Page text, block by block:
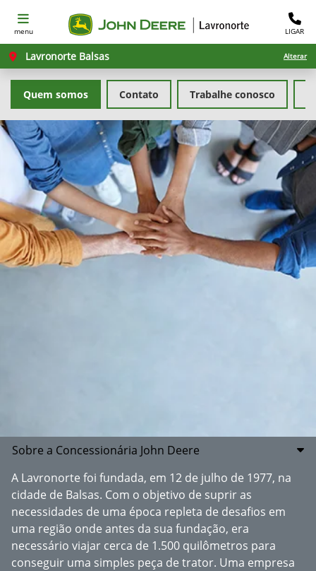
menu LIGAR
Lavronorte Balsas Alterar
Quem somos Contato Trabalhe conosco
Sobre a Concessionária John Deere
A Lavronorte foi fundada, em 12 de julho de 1977, na
cidade de Balsas. Com o objetivo de suprir as
necessidades de uma época repleta de desafios em
uma região onde antes da sua fundação, era
necessário viajar cerca de 1.500 quilômetros para
conseguir uma simples peça de trator. Uma empresa